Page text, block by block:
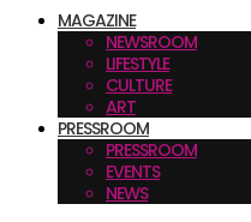
MAGAZINE
NEWSROOM
LIFESTYLE
CULTURE
ART
PRESSROOM
PRESSROOM
EVENTS
NEWS